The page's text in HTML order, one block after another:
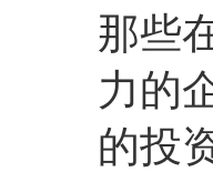
那些
力的
的投